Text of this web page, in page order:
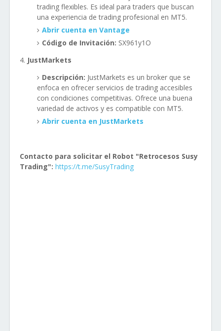
trading flexibles. Es ideal para traders que buscan
una experiencia de trading profesional en MT5.
Abrir cuenta en Vantage
Código de Invitación: SX961y1O
JustMarkets
Descripción: JustMarkets es un broker que se
enfoca en ofrecer servicios de trading accesibles
con condiciones competitivas. Ofrece una buena
variedad de activos y es compatible con MT5.
Abrir cuenta en JustMarkets
Contacto para solicitar el Robot "Retrocesos Susy
Trading": https://t.me/SusyTrading